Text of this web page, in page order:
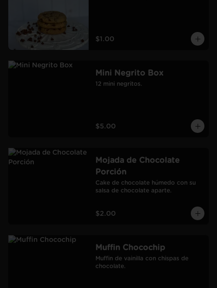
$1.00
Mini Negrito Box
12 mini negritos.
$5.00
Mojada de Chocolate
Porción
Cake de chocolate húmedo con su
salsa de chocolate aparte.
$2.00
Muffin Chocochip
Muffin de vainilla con chispas de
chocolate.